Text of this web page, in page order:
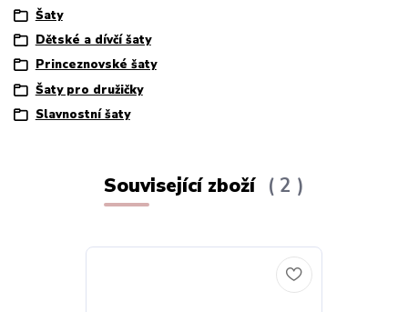
Šaty
Dětské a dívčí šaty
Princeznovské šaty
Šaty pro družičky
Slavnostní šaty
Související zboží 2